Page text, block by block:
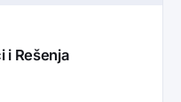
i Rešenja